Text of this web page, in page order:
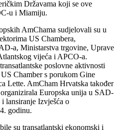
Državama koji se ove
u i Miamiju.
AmChama sudjelovali su u
US Chambera,
a, Ministarstva trgovine, Uprave
vijeća i APCO-a.
poslovne aktivnosti
Chamber s porukom Gine
Lette. AmCham Hrvatska također
Europska unija u SAD-
lansiranje Izvješća o
godinu.
su transatlantski ekonomski i